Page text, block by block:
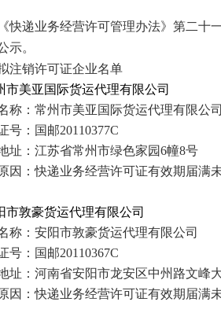
快递业务经营许可管理办法》第二十
示。
注销许可证企业名单
市美亚国际货运代理有限公司
称：常州市美亚国际货运代理有限公司
号：国邮20110377C
址：江苏省常州市绿色家园6幢8号
因：快递业务经营许可证有效期 届满
市敦豪货运代理有限公司
称：安阳市敦豪货运代理有限公司
号：国邮20110367C
址：河南省安阳市龙安区中州路文峰
因：快递业务经营许可证有效期 届满